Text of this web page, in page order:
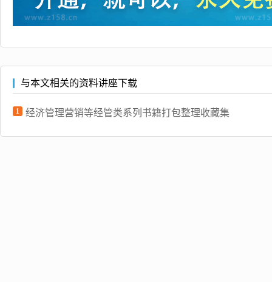
与本文相关的资料讲座下载
1 经济管理营销等经管类系列书籍打包整理收藏集